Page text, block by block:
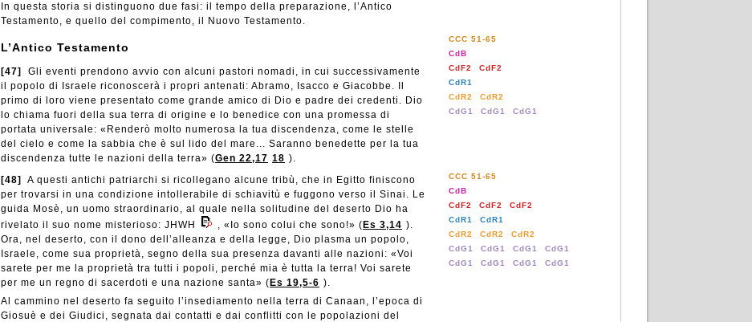
In questa storia si distinguono due fasi: il tempo della preparazione, l’Antico
Testamento, e quello del compimento, il Nuovo Testamento.
L’Antico Testamento
[47]
Gli eventi prendono avvio con alcuni pastori nomadi, in cui successivamente
il popolo di Israele riconoscerà i propri antenati: Abramo, Isacco e Giacobbe. Il
primo di loro viene presentato come grande amico di Dio e padre dei credenti. Dio
lo chiama fuori della sua terra di origine e lo benedice con una promessa di
portata universale: «Renderò molto numerosa la tua discendenza, come le stelle
del cielo e come la sabbia che è sul lido del mare... Saranno benedette per la tua
discendenza tutte le nazioni della terra» (Gen 22,17 18 ).
CCC 51-65
CdB
CdF2
CdF2
CdR1
CdR2
CdR2
CdG1
CdG1 CdG1
[48]
A questi antichi patriarchi si ricollegano alcune tribù, che in Egitto finiscono
per trovarsi in una condizione intollerabile di schiavitù e fuggono verso il Sinai. Le
guida Mosè, un uomo straordinario, al quale nella solitudine del deserto Dio ha
rivelato il suo nome misterioso: JHWH
, «Io sono colui che sono!» ( Es 3,14 ).
Ora, nel deserto, con il dono dell’alleanza e della legge, Dio plasma un popolo,
Israele, come sua proprietà, segno della sua presenza davanti alle nazioni: «Voi
sarete per me la proprietà tra tutti i popoli, perché mia è tutta la terra! Voi sarete
per me un regno di sacerdoti e una nazione santa» ( Es 19,5-6 ).
Al cammino nel deserto fa seguito l’insediamento nella terra di Canaan, l’epoca di
Giosuè e dei Giudici, segnata dai contatti e dai conflitti con le popolazioni del
CCC 51-65
CdB
CdF2
CdF2
CdF2
CdR1
CdR1
CdR2
CdR2
CdR2
CdG1
CdG1 CdG1
CdG1
CdG1
CdG1 CdG1 CdG1